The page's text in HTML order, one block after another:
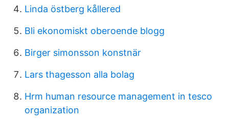
Linda östberg kållered
Bli ekonomiskt oberoende blogg
Birger simonsson konstnär
Lars thagesson alla bolag
Hrm human resource management in tesco
organization